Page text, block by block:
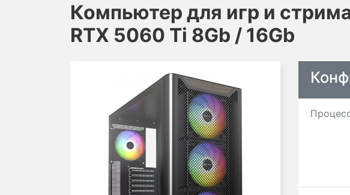
Компьютер для игр и
RTX 5060 Ti 8Gb / 16Gb